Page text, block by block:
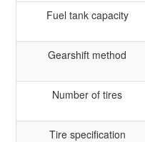
Fuel tank capacity
Gearshift method
Number of tires
Tire specification